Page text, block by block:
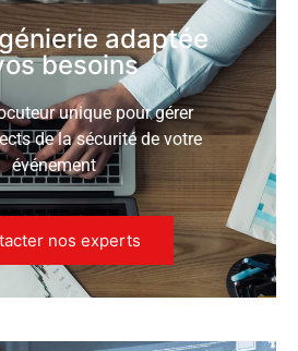
adaptée
besoins
unique pour gérer
de la sécurité de votre
événement
nos experts